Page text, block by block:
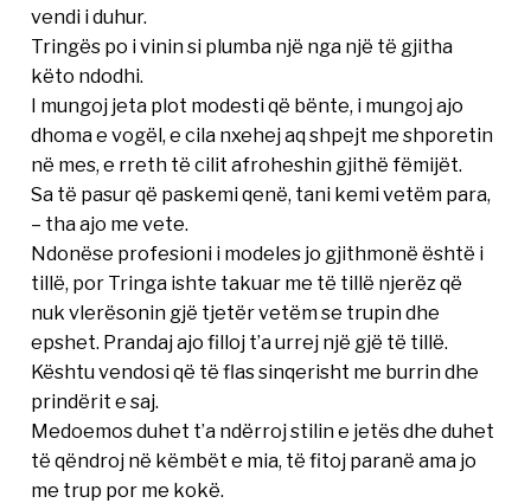
vendi i duhur.
Tringës po i vinin si plumba një nga një të gjitha
këto ndodhi.
I mungoj jeta plot modesti që bënte, i mungoj ajo
dhoma e vogël, e cila nxehej aq shpejt me shporetin
në mes, e rreth të cilit afroheshin gjithë fëmijët.
Sa të pasur që paskemi qenë, tani kemi vetëm para,
– tha ajo me vete.
Ndonëse profesioni i modeles jo gjithmonë është i
tillë, por Tringa ishte takuar me të tillë njerëz që
nuk vlerësonin gjë tjetër vetëm se trupin dhe
epshet. Prandaj ajo filloj t’a urrej një gjë të tillë.
Kështu vendosi që të flas sinqerisht me burrin dhe
prindërit e saj.
Medoemos duhet t’a ndërroj stilin e jetës dhe duhet
të qëndroj në këmbët e mia, të fitoj paranë ama jo
me trup por me kokë.